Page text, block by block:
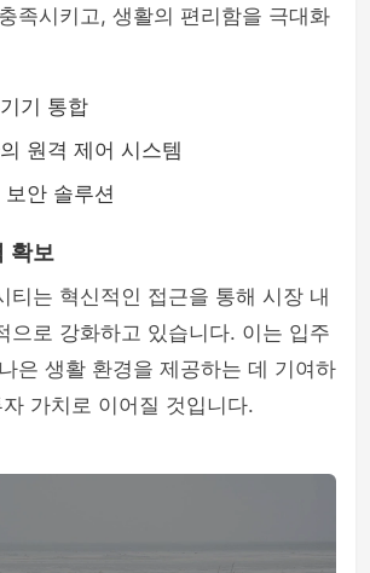
족시키고, 생활의 편리함을 극대화
기 통합
원격 제어 시스템
안 솔루션
확보
티는 혁신적인 접근을 통해 시장 내
으로 강화하고 있습니다. 이는 입주
은 생활 환경을 제공하는 데 기여하
가치로 이어질 것입니다.